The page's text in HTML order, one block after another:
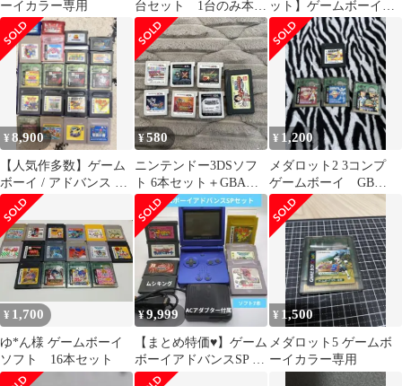
ーイカラー専用
台セット 1台のみ本体
動作確認済 ソフト7本
つき
ット】ゲームボーイカ
ラー ボンバーマンクエ
スト ドラゴンクエスト
モンスターズ テリーの
ワンダーランド マルタ
のふしぎな鍵 イルの冒
険 メダロット3 クワガ
タバージョン ポケモン
カード 遊戯王4 任天堂
ニンテンドー GBC
¥8,900
【人気作多数】ゲーム
ボーイ / アドバンス ソ
フト 20本セット まとめ
売り
¥580
ニンテンドー3DSソフ
ト 6本セット＋GBAソ
フト モンハン メダロッ
ト 妖怪
¥ 1,200
メダロット2 3コンプ
ゲームボーイ GB
GBC
¥ 1,700
ゆ*ん様 ゲームボーイ
ソフト 16本セット
¥9,999
【まとめ特価♥】ゲーム
ボーイアドバンスSP 本
体(ACアダプター付) ソ
¥ 1,500
メダロット5 ゲームボ
ーイカラー専用